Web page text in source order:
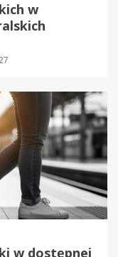
w
27
w dostępnej